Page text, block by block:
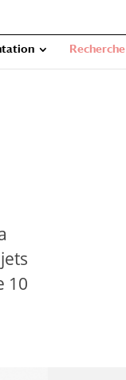
Recherche
10